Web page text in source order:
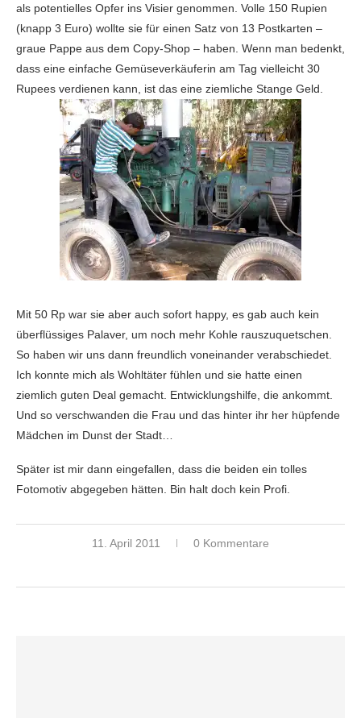
als potentielles Opfer ins Visier genommen. Volle 150 Rupien
(knapp 3 Euro) wollte sie für einen Satz von 13 Postkarten –
graue Pappe aus dem Copy-Shop – haben. Wenn man bedenkt,
dass eine einfache Gemüseverkäuferin am Tag vielleicht 30
Rupees verdienen kann, ist das eine ziemliche Stange Geld.
Mit 50 Rp war sie aber auch sofort happy, es gab auch kein
überflüssiges Palaver, um noch mehr Kohle rauszuquetschen.
So haben wir uns dann freundlich voneinander verabschiedet.
Ich konnte mich als Wohltäter fühlen und sie hatte einen
ziemlich guten Deal gemacht. Entwicklungshilfe, die ankommt.
Und so verschwanden die Frau und das hinter ihr her hüpfende
Mädchen im Dunst der Stadt…
Später ist mir dann eingefallen, dass die beiden ein tolles
Fotomotiv abgegeben hätten. Bin halt doch kein Profi.
11. April 2011 0 Kommentare